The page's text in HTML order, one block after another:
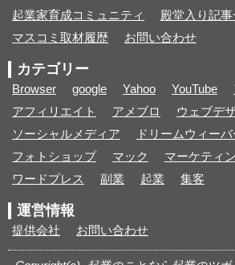
起業家育成コミュニティ
殿堂入り記事
マスコミ取材履歴
お問い合わせ
カテゴリー
Browser google Yahoo YouTube
アフィリエイト
アメブロ
ウェブデ
ソーシャルメディア
ドリームウィーバ
フォトショップ
マック マーケティ
ワードプレス
副業 起業 集客
運営情報
提供会社 お問い合わせ